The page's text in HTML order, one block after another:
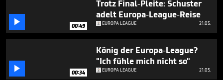
 00:49
Trotz Final-Pleite: Schuster
adelt Europa-League-Reise
EUROPA LEAGUE 21.05.
 00:34
König der Europa-League?
"Ich fühle mich nicht so"
EUROPA LEAGUE 21.05.